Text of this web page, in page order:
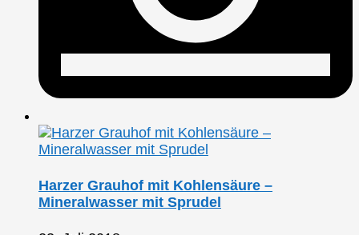
Harzer Grauhof mit Kohlensäure –
Mineralwasser mit Sprudel